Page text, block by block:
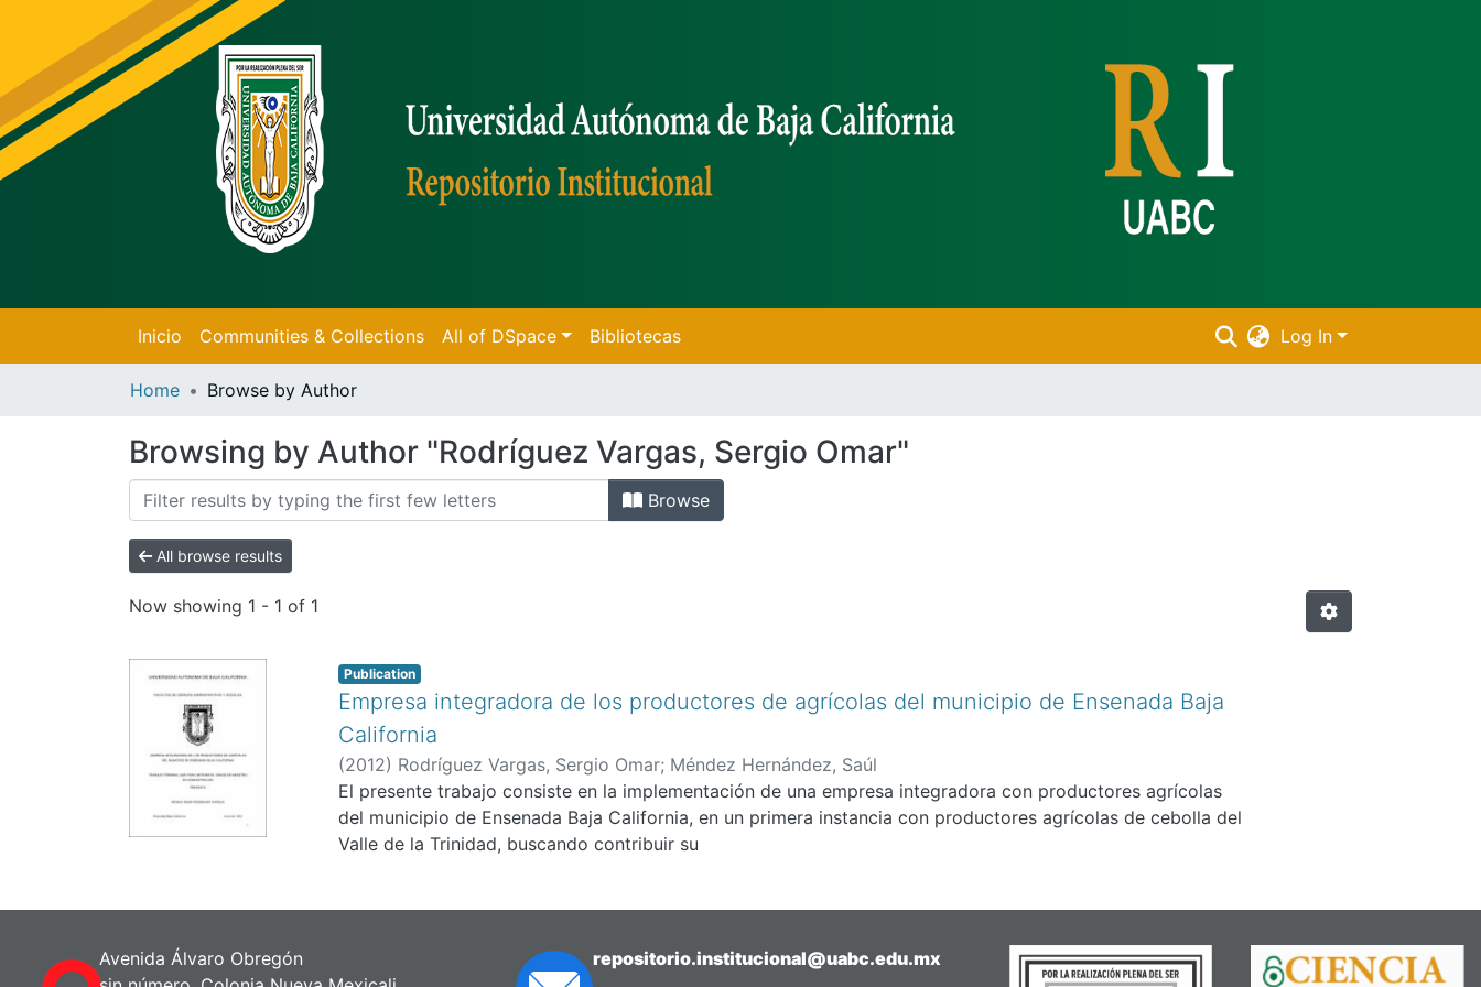
Inicio Communities & Collections All of DSpace Bibliotecas Log In
Home Browse by Author
Browsing by Author "Rodríguez Vargas, Sergio Omar"
Browse
All browse results
Now showing 1 - 1 of 1
Publication
Empresa integradora de los productores de agrícolas del municipio de Ensenada Baja
California
(2012) Rodríguez Vargas, Sergio Omar; Méndez Hernández, Saúl
El presente trabajo consiste en la implementación de una empresa integradora con productores agrícolas
del municipio de Ensenada Baja California, en un primera instancia con productores agrícolas de cebolla del
Valle de la Trinidad, buscando contribuir su
Avenida Álvaro Obregón
repositorio.institucional@uabc.edu.mx